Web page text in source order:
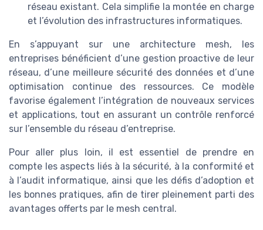
réseau existant. Cela simplifie la montée en charge
et l’évolution des infrastructures informatiques.
En s’appuyant sur une architecture mesh, les
entreprises bénéficient d’une gestion proactive de leur
réseau, d’une meilleure sécurité des données et d’une
optimisation continue des ressources. Ce modèle
favorise également l’intégration de nouveaux services
et applications, tout en assurant un contrôle renforcé
sur l’ensemble du réseau d’entreprise.
Pour aller plus loin, il est essentiel de prendre en
compte les aspects liés à la sécurité, à la conformité et
à l’audit informatique, ainsi que les défis d’adoption et
les bonnes pratiques, afin de tirer pleinement parti des
avantages offerts par le mesh central.